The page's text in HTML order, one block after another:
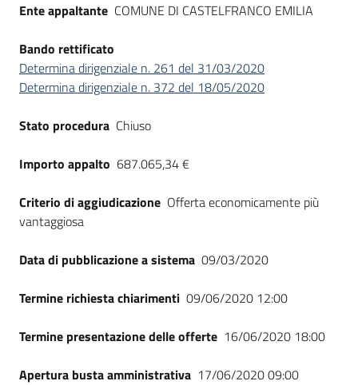
Ente appaltante COMUNE DI CASTELFRANCO EMILIA
Bando rettificato
Determina dirigenziale n. 261 del 31/03/2020
Determina dirigenziale n. 372 del 18/05/2020
Stato procedura Chiuso
Importo appalto 687.065,34 €
Criterio di aggiudicazione Offerta economicamente più
vantaggiosa
Data di pubblicazione a sistema 09/03/2020
Termine richiesta chiarimenti 09/06/2020 12:00
Termine presentazione delle offerte 16/06/2020 18:00
Apertura busta amministrativa 17/06/2020 09:00